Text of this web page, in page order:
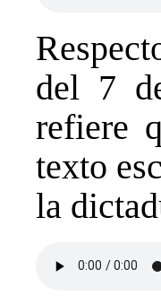
del 7
refiere
texto
la